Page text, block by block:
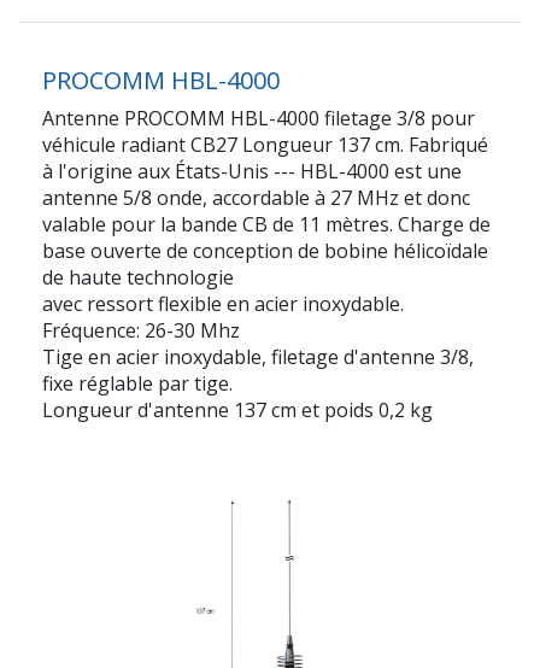
PROCOMM HBL-4000
Antenne PROCOMM HBL-4000 filetage 3/8 pour
véhicule radiant CB27 Longueur 137 cm. Fabriqué
à l'origine aux États-Unis --- HBL-4000 est une
antenne 5/8 onde, accordable à 27 MHz et donc
valable pour la bande CB de 11 mètres. Charge de
base ouverte de conception de bobine hélicoïdale
de haute technologie
avec ressort flexible en acier inoxydable.
Fréquence: 26-30 Mhz
Tige en acier inoxydable, filetage d'antenne 3/8,
fixe réglable par tige.
Longueur d'antenne 137 cm et poids 0,2 kg